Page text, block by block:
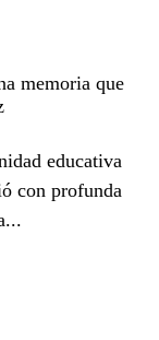
memoria que
educativa
con profunda